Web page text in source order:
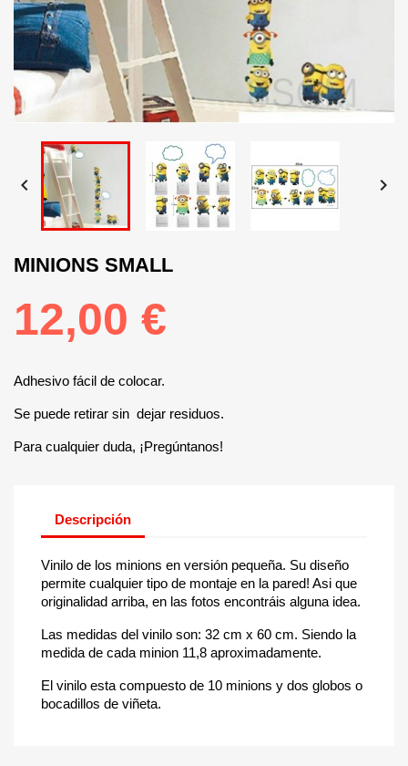
 
MINIONS SMALL
12,00 €
Adhesivo fácil de colocar.
Se puede retirar sin dejar residuos.
Para cualquier duda, ¡Pregúntanos!
Descripción
Vinilo de los minions en versión pequeña. Su diseño
permite cualquier tipo de montaje en la pared! Asi que
originalidad arriba, en las fotos encontráis alguna idea.
Las medidas del vinilo son: 32 cm x 60 cm. Siendo la
medida de cada minion 11,8 aproximadamente.
El vinilo esta compuesto de 10 minions y dos globos o
bocadillos de viñeta.